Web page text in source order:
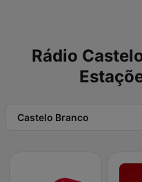
Rádio
Castelo Branco